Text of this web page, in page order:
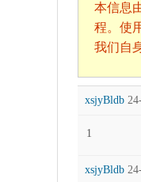
本信息
程。使
我们自
xsjyBldb
1
xsjyBldb